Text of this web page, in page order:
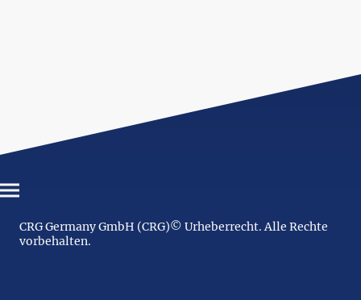
CRG Germany GmbH (CRG)© Urheberrecht. Alle Rechte
vorbehalten.